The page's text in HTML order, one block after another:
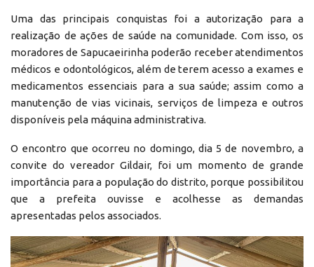
Uma das principais conquistas foi a autorização para a
realização de ações de saúde na comunidade. Com isso, os
moradores de Sapucaeirinha poderão receber atendimentos
médicos e odontológicos, além de terem acesso a exames e
medicamentos essenciais para a sua saúde; assim como a
manutenção de vias vicinais, serviços de limpeza e outros
disponíveis pela máquina administrativa.
O encontro que ocorreu no domingo, dia 5 de novembro, a
convite do vereador Gildair, foi um momento de grande
importância para a população do distrito, porque possibilitou
que a prefeita ouvisse e acolhesse as demandas
apresentadas pelos associados.